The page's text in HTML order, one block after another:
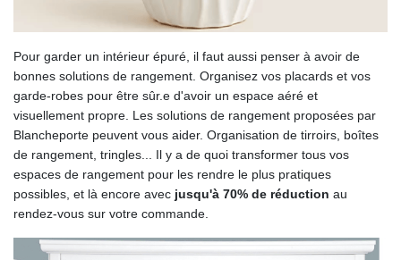
Pour garder un intérieur épuré, il faut aussi penser à avoir de
bonnes solutions de rangement. Organisez vos placards et vos
garde-robes pour être sûr.e d'avoir un espace aéré et
visuellement propre. Les solutions de rangement proposées par
Blancheporte peuvent vous aider. Organisation de tirroirs, boîtes
de rangement, tringles... Il y a de quoi transformer tous vos
espaces de rangement pour les rendre le plus pratiques
possibles, et là encore avec jusqu'à 70% de réduction au
rendez-vous sur votre commande.